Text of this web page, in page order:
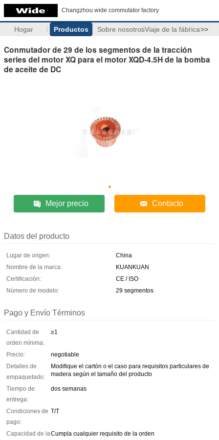
Changzhou wide commutator factory
Hogar Productos Sobre nosotrosViaje de la fábrica>>
Conmutador de 29 de los segmentos de la tracción
series del motor XQ para el motor XQD-4.5H de la bomba
de aceite de DC
Mejor precio Contacto
Datos del producto
Lugar de origen:
China
Nombre de la marca:
KUANKUAN
Certificación:
CE / ISO
Número de modelo:
29 segmentos
Pago y Envío Términos
Cantidad de
orden mínima:
≥1
Precio:
negotiable
Detalles de
empaquetado:
Modifique el cartón o el caso para requisitos particulares de
madera según el tamaño del producto
Tiempo de
entrega:
dos semanas
Condiciones de
pago:
T/T
Capacidad de laCumpla cualquier requisito de la orden